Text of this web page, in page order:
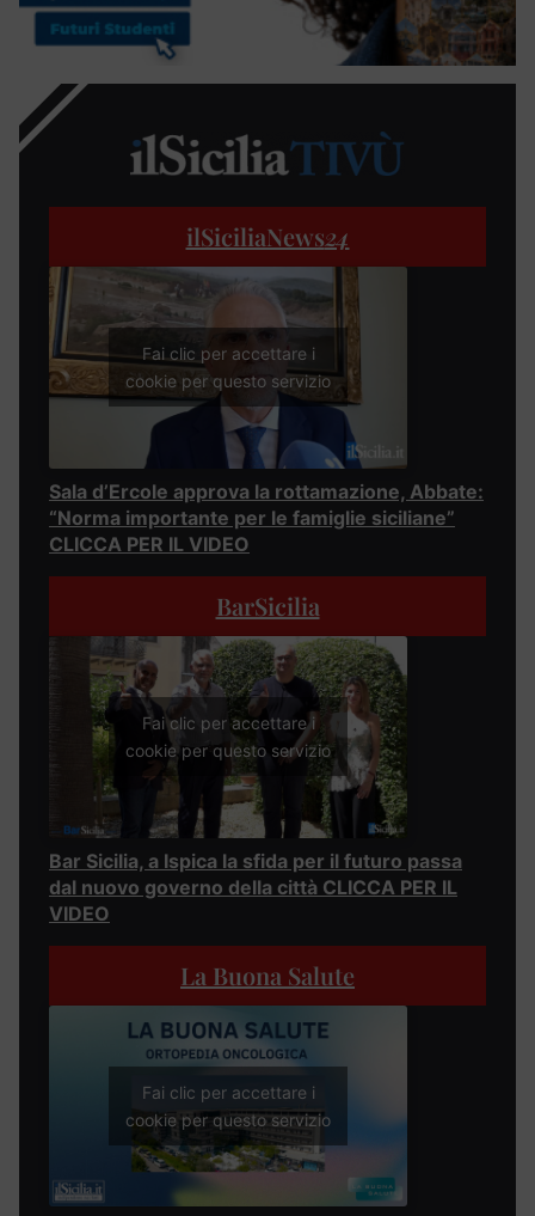
ilSiciliaNews24
Fai clic per accettare i
cookie per questo servizio
Sala d’Ercole approva la rottamazione, Abbate:
“Norma importante per le famiglie siciliane”
CLICCA PER IL VIDEO
BarSicilia
Fai clic per accettare i
cookie per questo servizio
Bar Sicilia, a Ispica la sfida per il futuro passa
dal nuovo governo della città CLICCA PER IL
VIDEO
La Buona Salute
Fai clic per accettare i
cookie per questo servizio